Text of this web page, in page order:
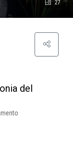
27
del